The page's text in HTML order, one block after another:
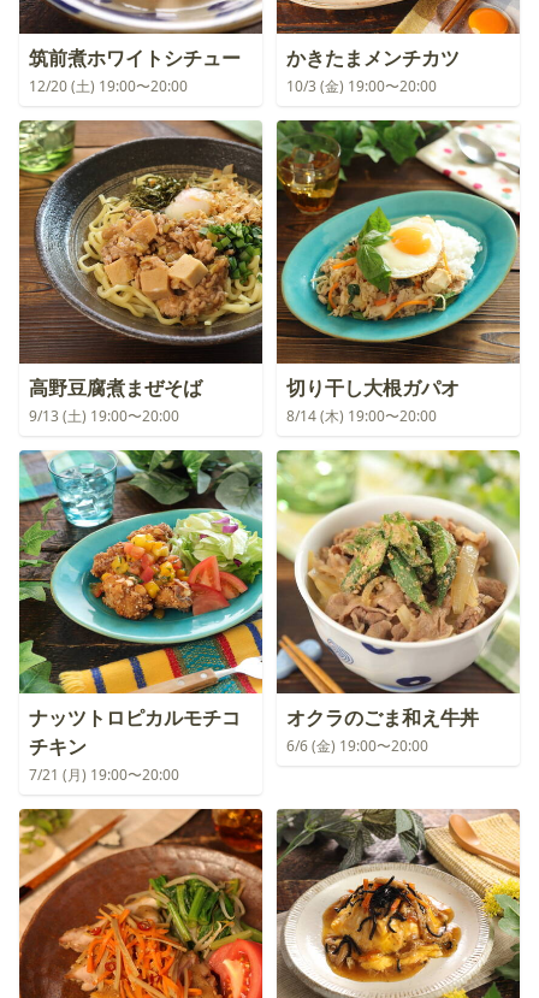
筑前煮ホワイトシチュー
12/20 (土) 19:00〜20:00
かきたまメンチカツ
10/3 (金) 19:00〜20:00
高野豆腐煮まぜそば
9/13 (土) 19:00〜20:00
切り干し大根ガパオ
8/14 (木) 19:00〜20:00
ナッツトロピカルモチコ
チキン
7/21 (月) 19:00〜20:00
オクラのごま和え牛丼
6/6 (金) 19:00〜20:00